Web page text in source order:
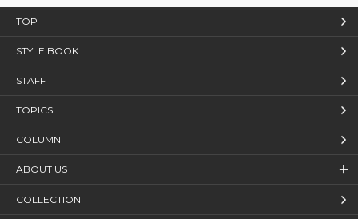
TOP
STYLE BOOK
STAFF
TOPICS
COLUMN
ABOUT US
COLLECTION